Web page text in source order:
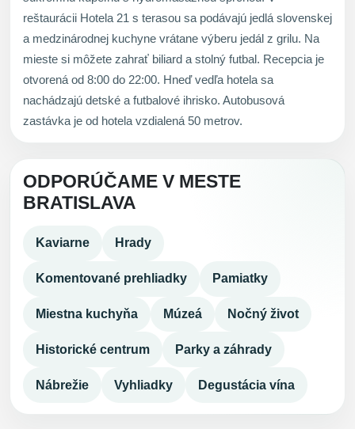
reštaurácii Hotela 21 s terasou sa podávajú jedlá slovenskej
a medzinárodnej kuchyne vrátane výberu jedál z grilu. Na
mieste si môžete zahrať biliard a stolný futbal. Recepcia je
otvorená od 8:00 do 22:00. Hneď vedľa hotela sa
nachádzajú detské a futbalové ihrisko. Autobusová
zastávka je od hotela vzdialená 50 metrov.
ODPORÚČAME V MESTE
BRATISLAVA
Kaviarne Hrady
Komentované prehliadky Pamiatky
Miestna kuchyňa Múzeá Nočný život
Historické centrum Parky a záhrady
Nábrežie Vyhliadky Degustácia vína